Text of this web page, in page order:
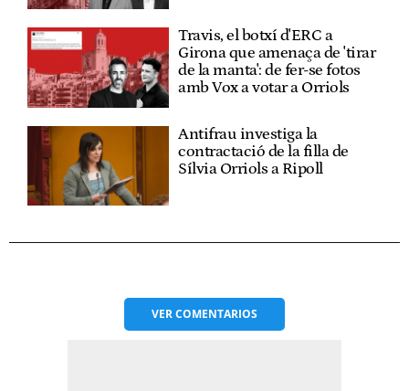
Travis, el botxí d'ERC a
Girona que amenaça de 'tirar
de la manta': de fer-se fotos
amb Vox a votar a Orriols
Antifrau investiga la
contractació de la filla de
Sílvia Orriols a Ripoll
VERCOMENTARIOS